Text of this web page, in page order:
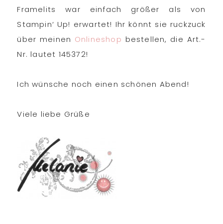
Framelits war einfach größer als von
Stampin‘ Up! erwartet! Ihr könnt sie ruckzuck
über meinen Onlineshop bestellen, die Art.-
Nr. lautet 145372!
Ich wünsche noch einen schönen Abend!
Viele liebe Grüße